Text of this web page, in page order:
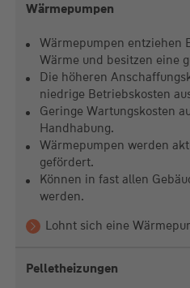
Wärmepumpen
Wärmepumpen entziehen
Wärme und besitzen eine
Die höheren
niedrige Betriebskosten
Geringe Wartungskosten
Handhabung.
Wärmepumpen werden
gefördert.
Können in fast allen
werden.
Lohnt sich eine
Pelletheizungen